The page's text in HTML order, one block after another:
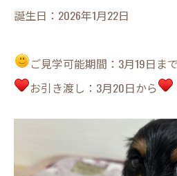
誕生日：2026年1月22日
ご見学可能期間：3月19日まで
お引き渡し：3月20日から